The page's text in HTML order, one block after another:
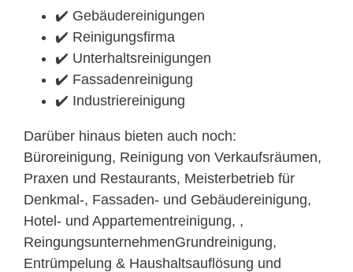
✔️ Gebäudereinigungen
✔️ Reinigungsfirma
✔️ Unterhaltsreinigungen
✔️ Fassadenreinigung
✔️ Industriereinigung
Darüber hinaus bieten auch noch:
Büroreinigung, Reinigung von Verkaufsräumen,
Praxen und Restaurants, Meisterbetrieb für
Denkmal-, Fassaden- und Gebäudereinigung,
Hotel- und Appartementreinigung, ,
ReingungsunternehmenGrundreinigung,
Entrümpelung & Haushaltsauflösung und